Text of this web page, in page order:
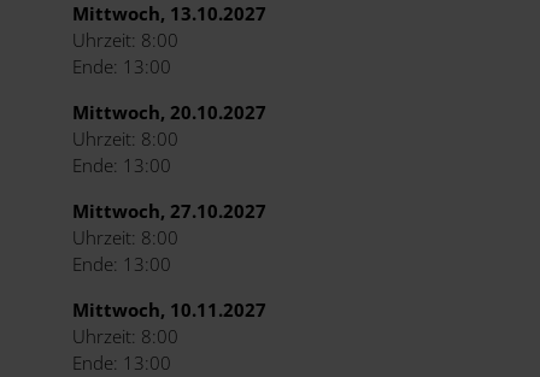
Mittwoch, 13.10.2027
Uhrzeit: 8:00
Ende: 13:00
Mittwoch, 20.10.2027
Uhrzeit: 8:00
Ende: 13:00
Mittwoch, 27.10.2027
Uhrzeit: 8:00
Ende: 13:00
Mittwoch, 10.11.2027
Uhrzeit: 8:00
Ende: 13:00